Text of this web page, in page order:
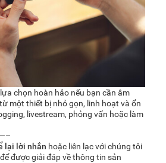
chọn hoàn hảo nếu bạn cần âm
một thiết bị nhỏ gọn, linh hoạt và ổn
livestream, phỏng vấn hoặc làm
lại lời nhắn hoặc liên lạc với chúng tôi
được giải đáp về thông tin sản